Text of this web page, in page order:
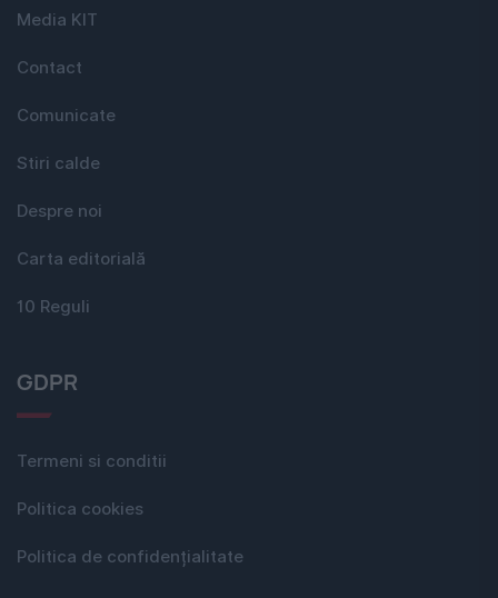
Media KIT
Contact
Comunicate
Stiri calde
Despre noi
Carta editorială
10 Reguli
GDPR
Termeni si conditii
Politica cookies
Politica de confidențialitate